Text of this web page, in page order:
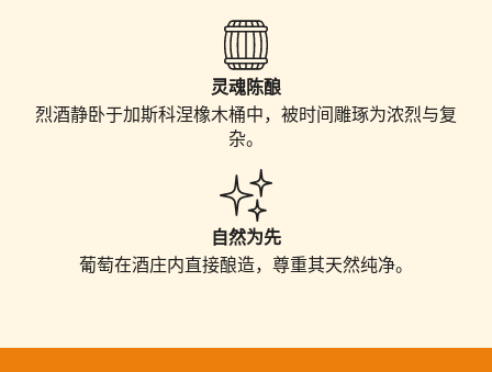
灵魂陈酿
烈酒静卧于加斯科涅橡木桶中，被时间 雕琢为浓烈与复
杂。
自然为先
葡萄在酒庄内直接酿造，尊重其天然纯净。